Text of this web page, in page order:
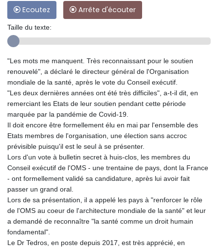
Ecoutez Arrête d'écouter
Taille du texte:
"Les mots me manquent. Très reconnaissant pour le soutien
renouvelé", a déclaré le directeur général de l'Organisation
mondiale de la santé, après le vote du Conseil exécutif.
"Les deux dernières années ont été très difficiles", a-t-il dit, en
remerciant les Etats de leur soutien pendant cette période
marquée par la pandémie de Covid-19.
Il doit encore être formellement élu en mai par l'ensemble des
Etats membres de l'organisation, une élection sans accroc
prévisible puisqu'il est le seul à se présenter.
Lors d'un vote à bulletin secret à huis-clos, les membres du
Conseil exécutif de l'OMS - une trentaine de pays, dont la France
- ont formellement validé sa candidature, après lui avoir fait
passer un grand oral.
Lors de sa présentation, il a appelé les pays à "renforcer le rôle
de l'OMS au coeur de l'architecture mondiale de la santé" et leur
a demandé de reconnaître "la santé comme un droit humain
fondamental".
Le Dr Tedros, en poste depuis 2017, est très apprécié, en